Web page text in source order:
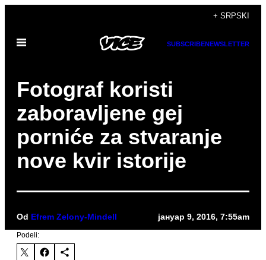
садржај
+ SRPSKI
Otvori
SUBSCRIBENEWSLETTER
Fotograf koristi
zaboravljene gej
porniće za stvaranje
nove kvir istorije
Od Efrem Zelony-Mindell јануар 9, 2016, 7:55am
Podeli: